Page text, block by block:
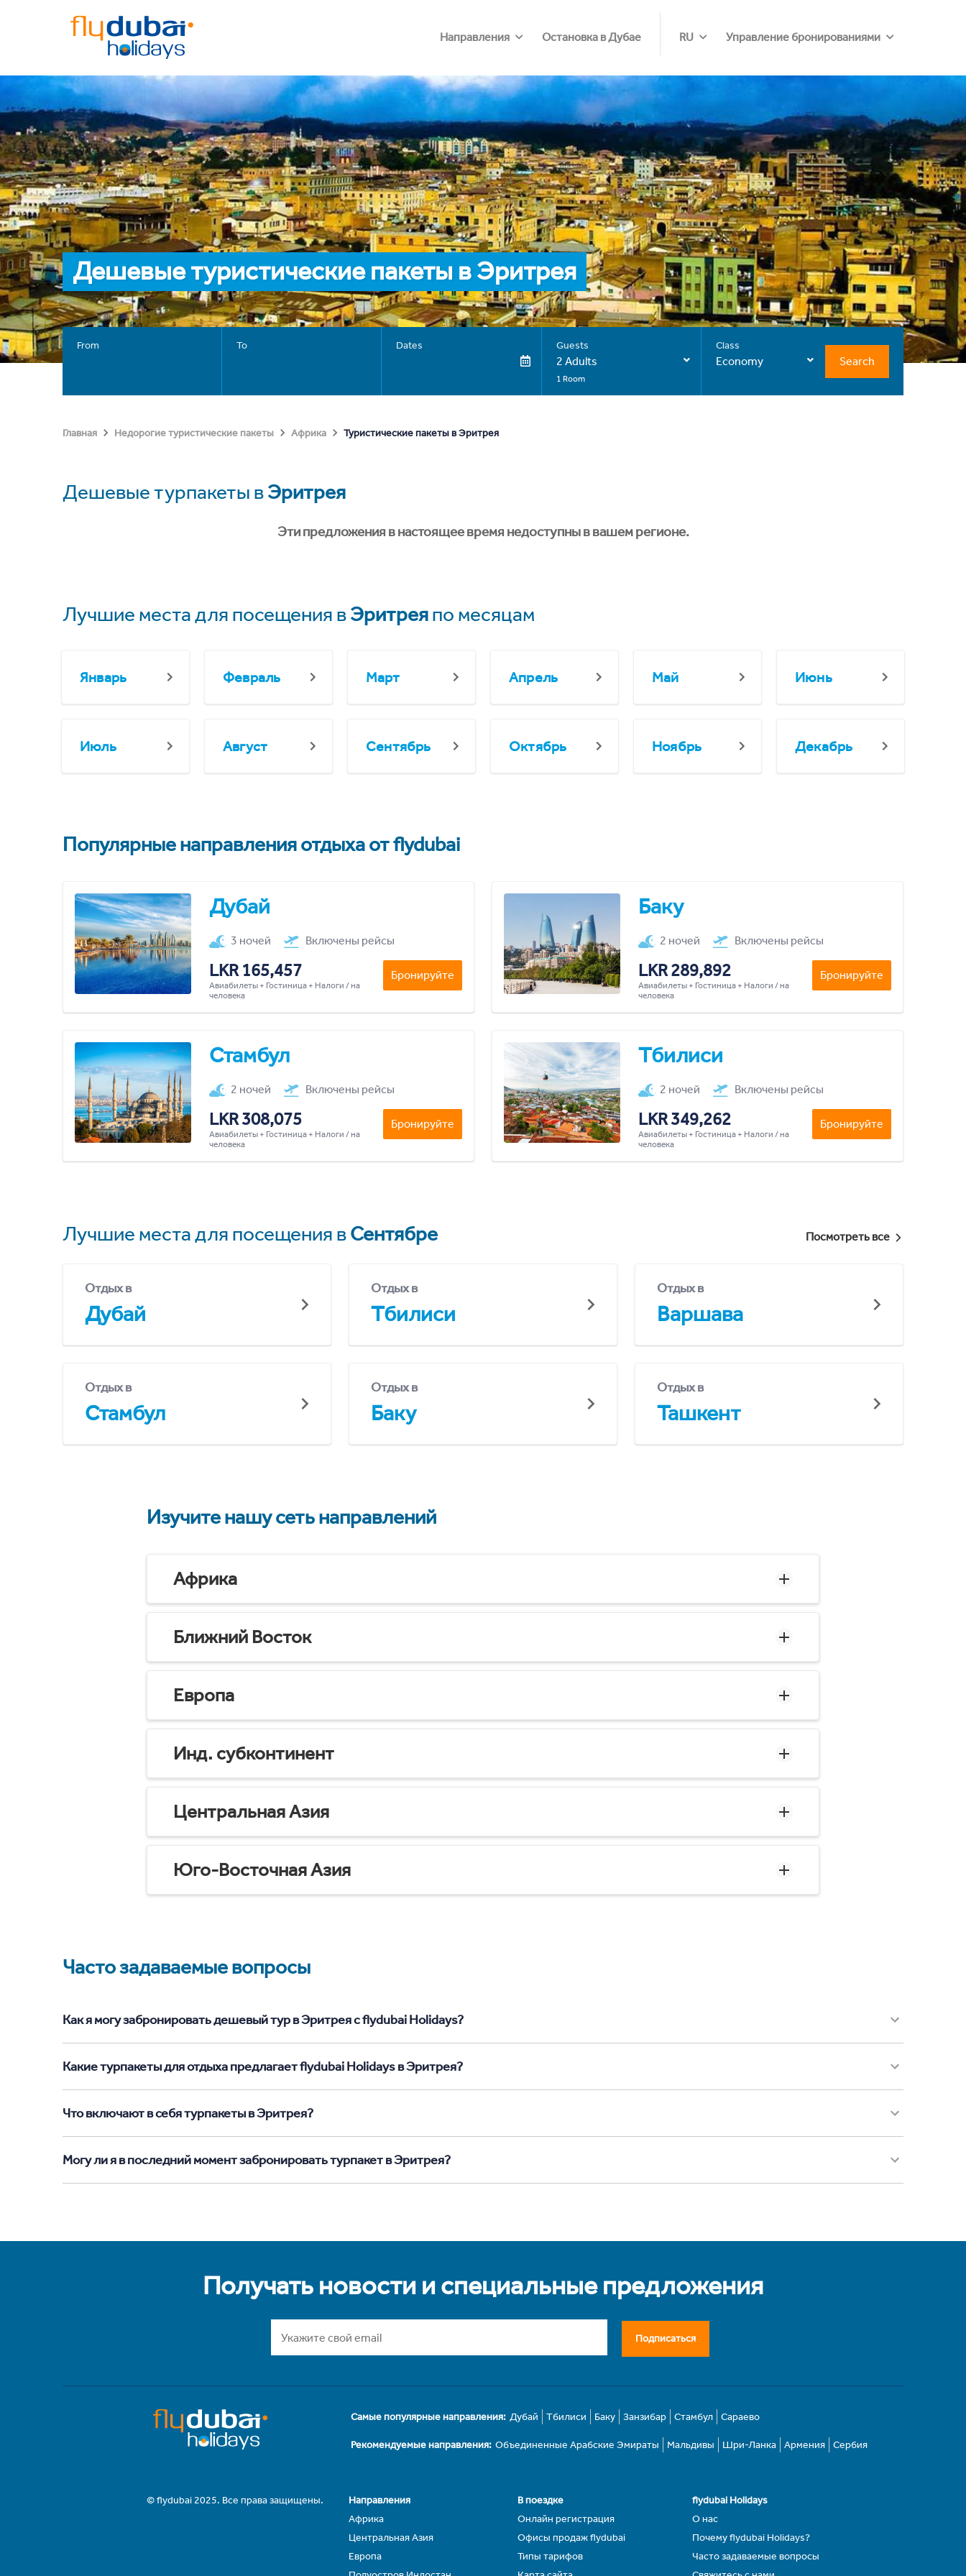
Направления Остановка в Дубае RU Управление бронированиями
Дешевые туристические пакеты в Эритрея
From To Dates Guests
2 Adults
1 Room
Class
Economy Search
Главная Недорогие туристические пакеты Африка Туристические пакеты в Эритрея
Дешевые турпакеты вЭритрея
Эти предложения в настоящее время недоступны в вашем регионе.
Лучшие места для посещения вЭритреяпо месяцам
Январь Февраль Март Апрель Май Июнь
Июль Август Сентябрь Октябрь Ноябрь Декабрь
Популярные направления отдыха от flydubai
Дубай
3 ночей Включены рейсы
LKR 165,457
Авиабилеты + Гостиница + Налоги / на
человека
Бронируйте
Баку
2 ночей Включены рейсы
LKR 289,892
Авиабилеты + Гостиница + Налоги / на
человека
Бронируйте
Стамбул
2 ночей Включены рейсы
LKR 308,075
Авиабилеты + Гостиница + Налоги / на
человека
Бронируйте
Тбилиси
2 ночей Включены рейсы
LKR 349,262
Авиабилеты + Гостиница + Налоги / на
человека
Бронируйте
Лучшие места для посещения вСентябре Посмотреть все
Отдых в
Дубай
Отдых в
Тбилиси
Отдых в
Варшава
Отдых в
Стамбул
Отдых в
Баку
Отдых в
Ташкент
Изучите нашу сеть направлений
Африка
Ближний Восток
Европа
Инд. субконтинент
Центральная Азия
Юго-Восточная Азия
Часто задаваемые вопросы
Как я могу забронировать дешевый тур в Эритрея с flydubai Holidays?
Какие турпакеты для отдыха предлагает flydubai Holidays в Эритрея?
Что включают в себя турпакеты в Эритрея?
Могу ли я в последний момент забронировать турпакет в Эритрея?
Получать новости и специальные предложения
Подписаться
Самые популярные направления: Дубай Тбилиси Баку Занзибар Стамбул Сараево
Рекомендуемые направления: Объединенные Арабские Эмираты Мальдивы Шри-Ланка Армения Сербия
© flydubai 2025. Все права защищены.
Направления
Африка
Центральная Азия
Европа
В поездке
Онлайн регистрация
Офисы продаж flydubai
Типы тарифов
flydubai Holidays
О нас
Почему flydubai Holidays?
Часто задаваемые вопросы